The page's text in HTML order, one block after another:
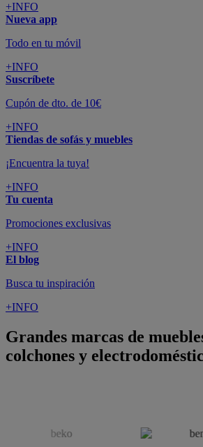
+INFO
Nueva app
Todo en tu móvil
+INFO
Suscríbete
Cupón de dto. de 10€
+INFO
Tiendas de sofás y muebles
¡Encuentra la tuya!
+INFO
Tu cuenta
Promociones exclusivas
+INFO
El blog
Busca tu inspiración
+INFO
Grandes marcas de
colchones y